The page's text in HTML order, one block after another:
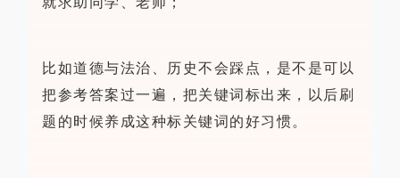
比如道德与法治、历史不会踩点，是不是可以
把参考答案过一遍，把关键词标出来，以后刷
题的时候养成这种标关键词的好习惯。